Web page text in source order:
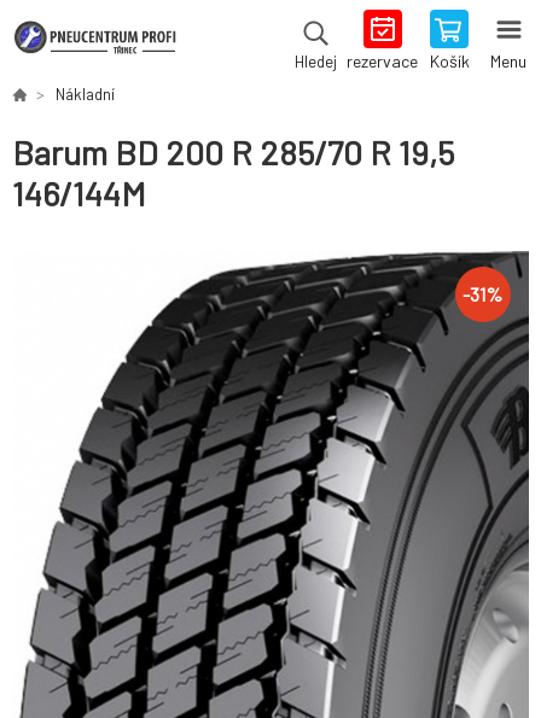
Hledej rezervace Košík Menu
Nákladní
Barum BD 200 R 285/70 R 19,5
146/144M
-31%